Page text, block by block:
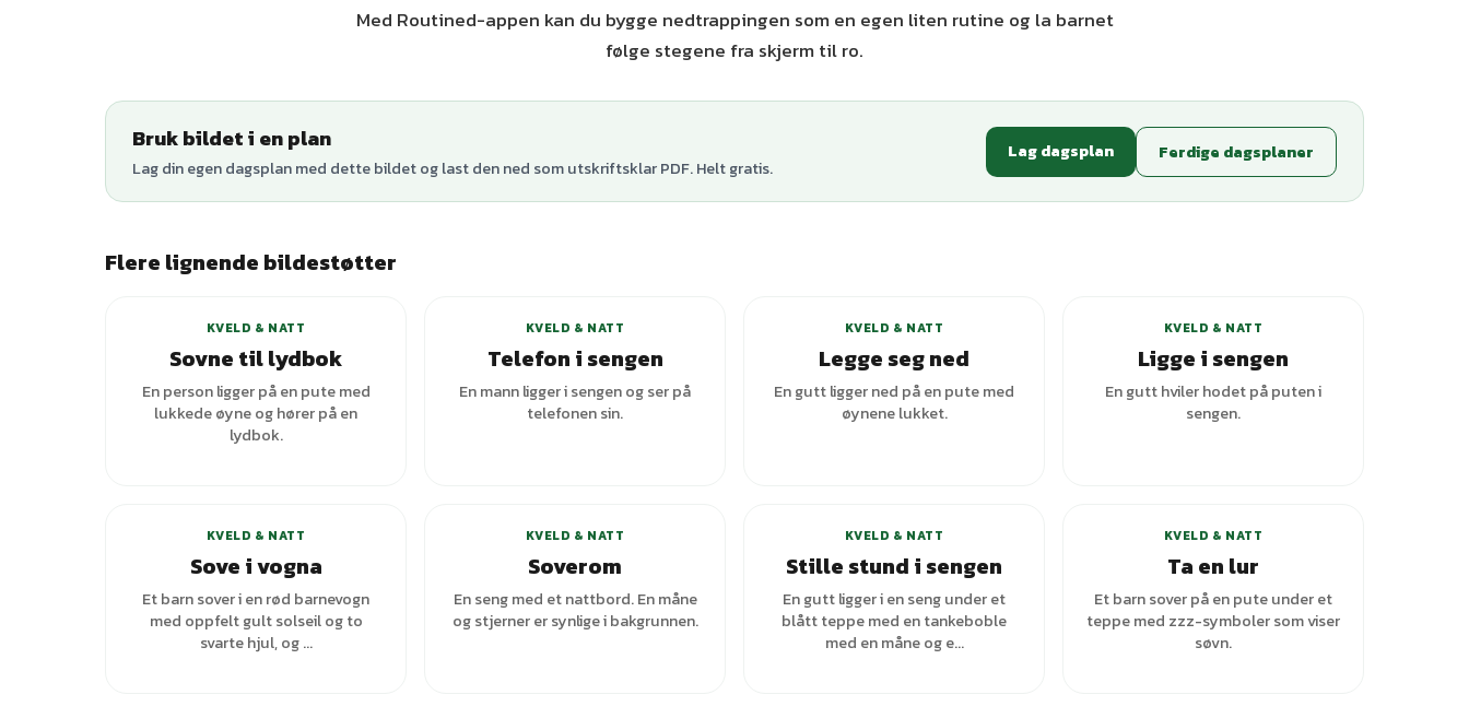
Med Routined-appen kan du bygge nedtrappingen som en egen liten rutine og la barnet
følge stegene fra skjerm til ro.
Bruk bildet i en plan
Lag din egen dagsplan med dette bildet og last den ned som utskriftsklar PDF. Helt gratis.
Lag dagsplan Ferdige dagsplaner
Flere lignende bildestøtter
KVELD & NATT
Sovne til lydbok
En person ligger på en pute med
lukkede øyne og hører på en
lydbok.
KVELD & NATT
Telefon i sengen
En mann ligger i sengen og ser på
telefonen sin.
KVELD & NATT
Legge seg ned
En gutt ligger ned på en pute med
øynene lukket.
KVELD & NATT
Ligge i sengen
En gutt hviler hodet på puten i
sengen.
KVELD & NATT
Sove i vogna
Et barn sover i en rød barnevogn
med oppfelt gult solseil og to
svarte hjul, og ...
KVELD & NATT
Soverom
En seng med et nattbord. En måne
og stjerner er synlige i bakgrunnen.
KVELD & NATT
Stille stund i sengen
En gutt ligger i en seng under et
blått teppe med en tankeboble
med en måne og e...
KVELD & NATT
Ta en lur
Et barn sover på en pute under et
teppe med zzz-symboler som viser
søvn.